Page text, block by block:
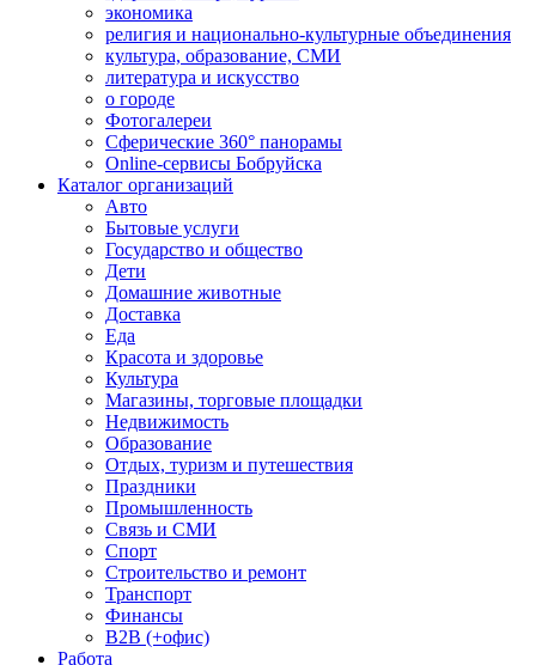
экономика
религия и национально-культурные объединения
культура, образование, СМИ
литература и искусство
о городе
Фотогалереи
Сферические 360° панорамы
Online-сервисы Бобруйска
Каталог организаций
Авто
Бытовые услуги
Государство и общество
Дети
Домашние животные
Доставка
Еда
Красота и здоровье
Культура
Магазины, торговые площадки
Недвижимость
Образование
Отдых, туризм и путешествия
Праздники
Промышленность
Связь и СМИ
Спорт
Строительство и ремонт
Транспорт
Финансы
B2B (+офис)
Работа